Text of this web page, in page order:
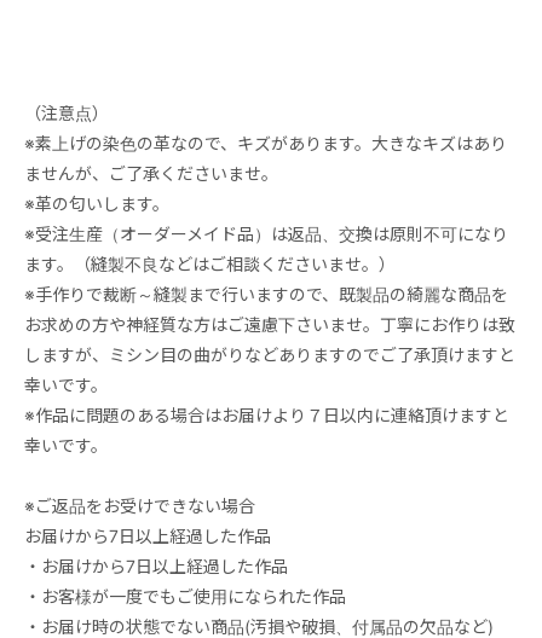
（注意点）
※素上げの染色の革なので、キズがあります。大きなキズはあり
ませんが、ご了承くださいませ。
※革の匂いします。
※受注生産（オーダーメイド品）は返品、交換は原則不可になり
ます。（縫製不良などはご相談くださいませ。）
※手作りで裁断～縫製まで行いますので、既製品の綺麗な商品を
お求めの方や神経質な方はご遠慮下さいませ。丁寧にお作りは致
しますが、ミシン目の曲がりなどありますのでご了承頂けますと
幸いです。
※作品に問題のある場合はお届けより７日以内に連絡頂けますと
幸いです。
※ご返品をお受けできない場合
お届けから7日以上経過した作品
・お届けから7日以上経過した作品
・お客様が一度でもご使用になられた作品
・お届け時の状態でない商品(汚損や破損、付属品の欠品など)